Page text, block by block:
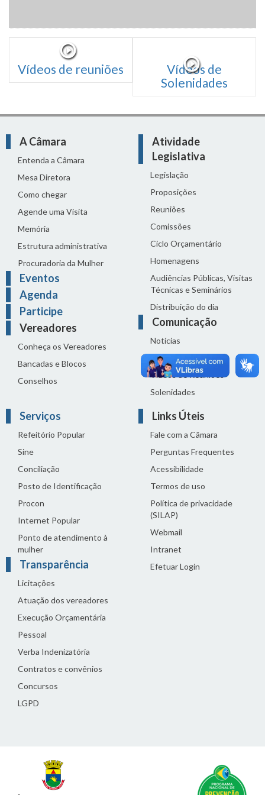
Vídeos de reuniões
Vídeos de
Solenidades
A Câmara
Entenda a Câmara
Mesa Diretora
Como chegar
Agende uma Visita
Memória
Estrutura administrativa
Procuradoria da Mulher
Eventos
Agenda
Participe
Vereadores
Conheça os Vereadores
Bancadas e Blocos
Conselhos
Atividade
Legislativa
Legislação
Proposições
Reuniões
Comissões
Ciclo Orçamentário
Homenagens
Audiências Públicas, Visitas
Técnicas e Seminários
Distribuição do dia
Comunicação
Notícias
Sala de Imprensa
Vídeos de Reuniões
Solenidades
Serviços
Refeitório Popular
Sine
Conciliação
Posto de Identificação
Procon
Internet Popular
Ponto de atendimento à
mulher
Transparência
Licitações
Atuação dos vereadores
Execução Orçamentária
Pessoal
Verba Indenizatória
Contratos e convênios
Concursos
LGPD
Links Úteis
Fale com a Câmara
Perguntas Frequentes
Acessibilidade
Termos de uso
Política de privacidade
(SILAP)
Webmail
Intranet
Efetuar Login